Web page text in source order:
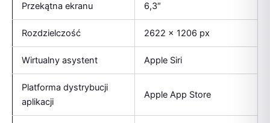
Przekątna ekranu 6,3″
Rozdzielczość 2622 x 1206 px
Wirtualny asystent Apple Siri
Platforma dystrybucji
aplikacji
Apple App Store